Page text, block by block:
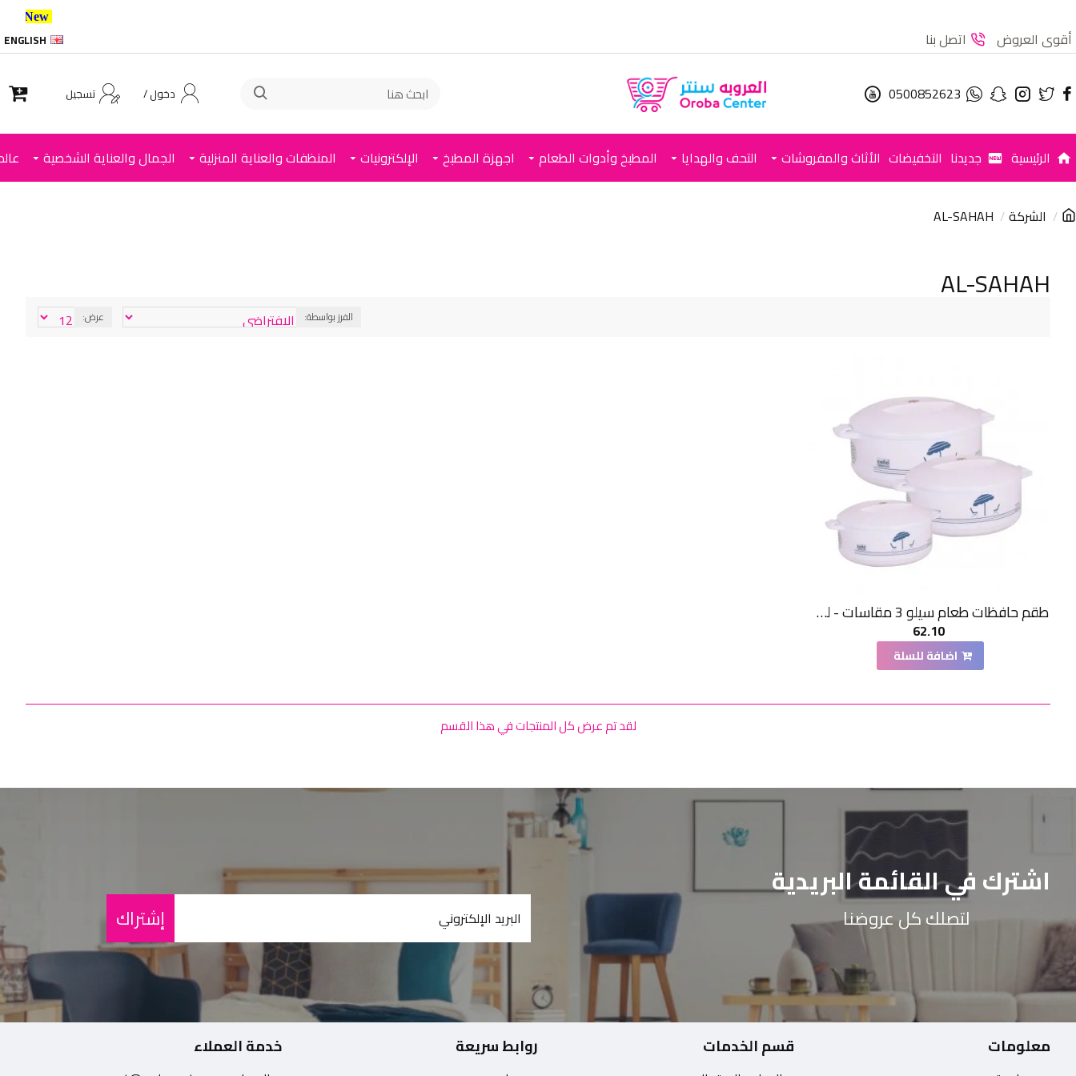
New خصم 10% إضافي للعملاء الجدد استخدم الكود ,
أقوى العروض اتصل بنا ENGLISH
0500852623 دخول / تسجيل
الرئيسية جديدنا التخفيضات الأثاث والمفروشات التحف والهدايا المطبخ وأدوات الطعام اجهزة المطبخ الإلكترونيات المنظفات والعناية المنزلية الجمال والعناية الشخصية
الشركة AL-SAHAH
AL-SAHAH
الفرز بواسطة: عرض:
طقم حافظات طعام سيلو 3 مقاسات - لون ابيض
62.10
اضافة للسلة
لقد تم عرض كل المنتجات في هذا القسم
اشترك في القائمة البريدية
لتصلك كل عروضنا إشتراك
معلومات قسم الخدمات روابط سريعة خدمة العملاء